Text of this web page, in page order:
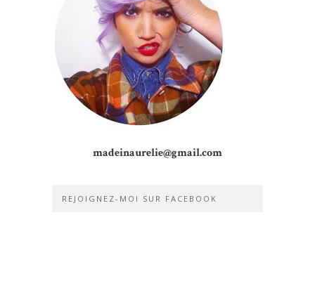
madeinaurelie@gmail.com
REJOIGNEZ-MOI SUR FACEBOOK